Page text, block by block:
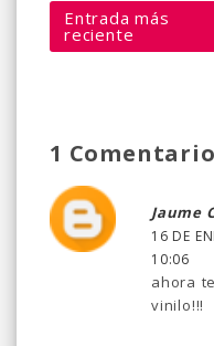
Entrada más
reciente
1
Jaume
16 DE
10:06
ahora
vinilo!!!